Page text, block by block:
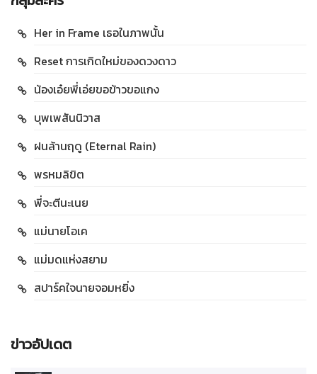
Her in Frame เธอในภาพนั้น
Reset การเกิดใหม่ของดวงดาว
น้องเอ๋ยพี่เอ่ยขอข้าวขอแกง
บุพเพสันนิวาส
ฝนล้านฤดู (Eternal Rain)
พรหมลิขิต
พี่จะตีนะเนย
แม่นายโอเค
แม่มดแห่งสยาม
สปาร์คใจนายจอมหยิ่ง
ข่าวอัปเดต